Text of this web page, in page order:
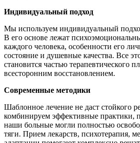
Индивидуальный подход
Мы используем индивидуальный
В его основе лежат
каждого человека, особенности его
состояние и душевные качества. Все
становится частью терапевтического
всесторонним восстановлением.
Современные методики
Шаблонное лечение не даст стойкого
комбинируем эффективные практики,
наши больные могли полностью
тяги. Прием лекарств, психотерапия,